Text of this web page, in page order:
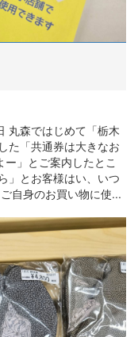
丸森ではじめて「栃木
た「共通券は大きなお
」とご案内したとこ
」とお客様はい、いつ
自身のお買い物に使...